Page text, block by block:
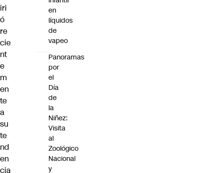
iri
ó
re
cie
nt
e
m
en
te
a
su
te
nd
en
cia
en
líquidos
de
vapeo
Panoramas
por
el
Día
de
la
Niñez:
Visita
al
Zoológico
Nacional
y